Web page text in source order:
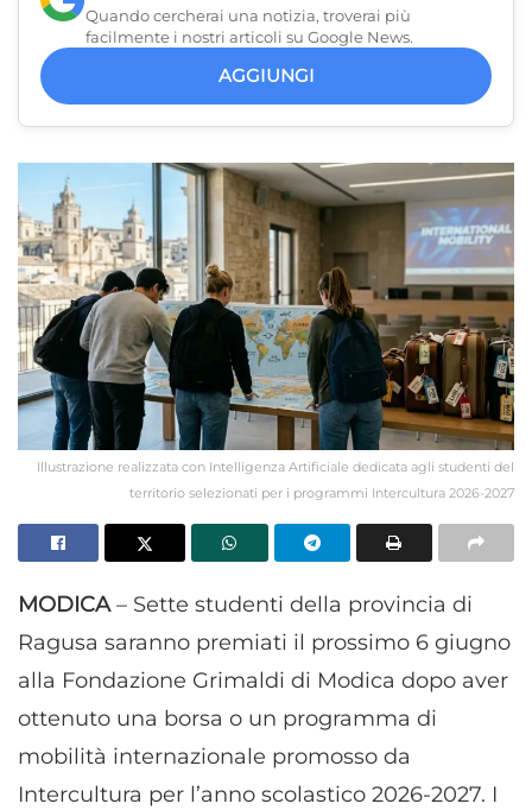
Quando cercherai una notizia, troverai più
facilmente i nostri articoli su Google News.
AGGIUNGI
Illustrazione realizzata con Intelligenza Artificiale dedicata agli studenti del
territorio selezionati per i programmi Intercultura 2026-2027
MODICA– Sette studenti della provincia di
Ragusa saranno premiati il prossimo 6 giugno
alla Fondazione Grimaldi di Modica dopo aver
ottenuto una borsa o un programma di
mobilità internazionale promosso da
Intercultura per l’anno scolastico 2026-2027. I